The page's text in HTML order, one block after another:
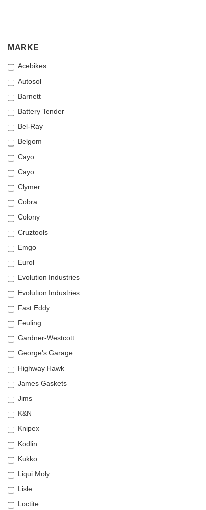
MARKE
MARKE
Acebikes
Autosol
Barnett
Battery Tender
Bel-Ray
Belgom
Cayo
Cayo
Clymer
Cobra
Colony
Cruztools
Emgo
Eurol
Evolution Industries
Evolution Industries
Fast Eddy
Feuling
Gardner-Westcott
George's Garage
Highway Hawk
James Gaskets
Jims
K&N
Knipex
Kodlin
Kukko
Liqui Moly
Lisle
Loctite